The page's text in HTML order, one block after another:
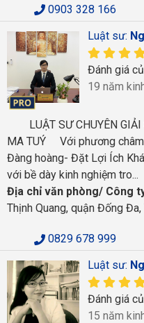
0903 328 166
Luật sư:
Đánh giá
19 năm
LUẬT SƯ CHUYÊN GIẢI
MA TUÝ Với phương
Đàng hoàng- Đặt Lợi Ích
với bề dày kinh nghiệm tro...
Địa chỉ văn phòng/ Công
Thịnh Quang, quận Đống
0829 678 999
Luật sư:
Đánh giá
15 năm